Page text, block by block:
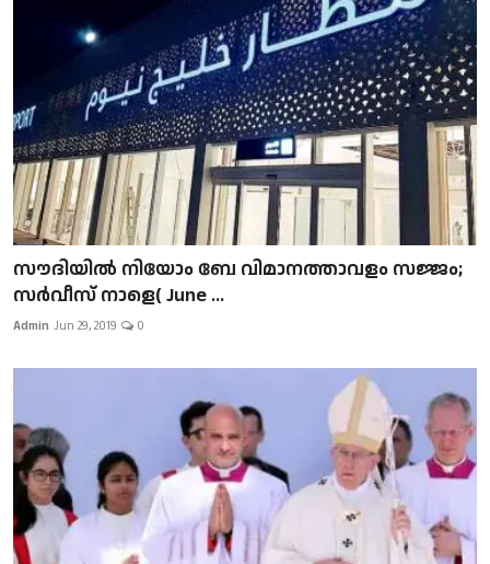
സൗദിയിൽ നിയോം ബേ വിമാനത്താവളം സജ്ജം;
സർവീസ് നാളെ( June ...
Admin Jun 29, 2019 0